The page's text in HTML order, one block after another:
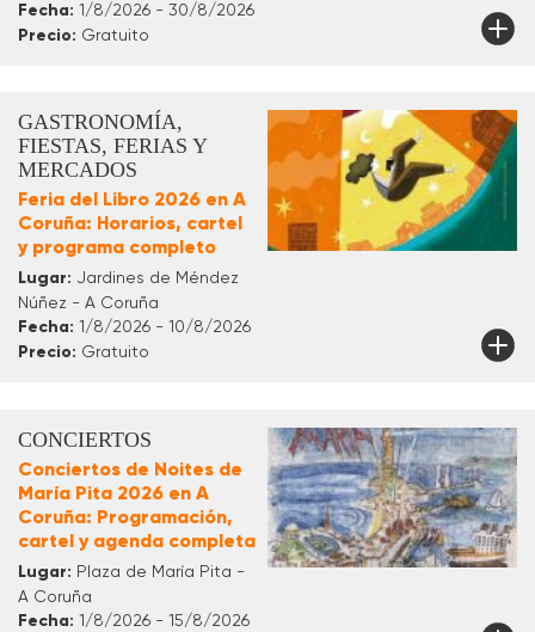
Fecha: 1/8/2026 - 30/8/2026
Precio: Gratuito
GASTRONOMÍA,
FIESTAS, FERIAS Y
MERCADOS
Feria del Libro 2026 en A
Coruña: Horarios, cartel
y programa completo
Lugar: Jardines de Méndez
Núñez - A Coruña
Fecha: 1/8/2026 - 10/8/2026
Precio: Gratuito
CONCIERTOS
Conciertos de Noites de
María Pita 2026 en A
Coruña: Programación,
cartel y agenda completa
Lugar: Plaza de María Pita -
A Coruña
Fecha: 1/8/2026 - 15/8/2026